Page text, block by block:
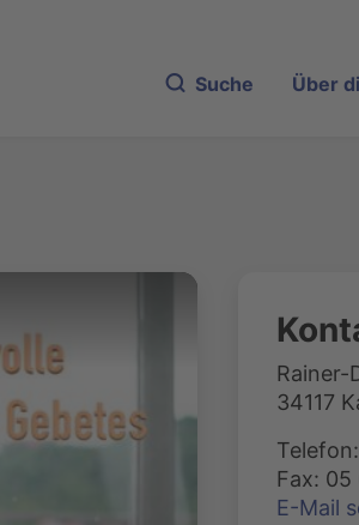
Suche Über
Rainer-
34117
Fax: 05
E-Mail